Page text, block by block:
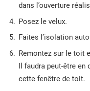
dans l’ouverture
Posez le velux.
Faites l’isolation
Remontez sur le toit
Il faudra peut-être en
cette fenêtre de toit.